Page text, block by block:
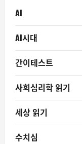
AI
AI시대
간이테스트
사회심리학 읽기
세상 읽기
수치심